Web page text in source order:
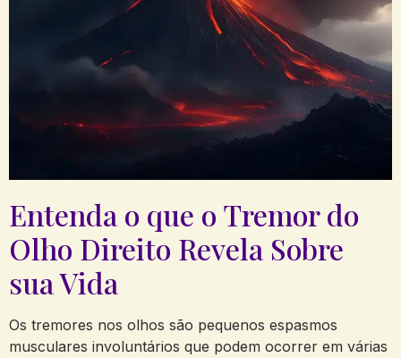
Entenda o que o Tremor do
Olho Direito ​Revela Sobre
sua Vida
Os⁣ tremores nos ​olhos são ⁢pequenos espasmos
musculares involuntários que podem ocorrer em⁣ várias